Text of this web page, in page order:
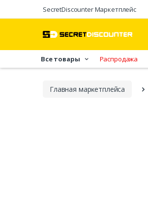
SecretDiscounter Маркетплейс
Все товары Распродажа
Главная марĸетплейса